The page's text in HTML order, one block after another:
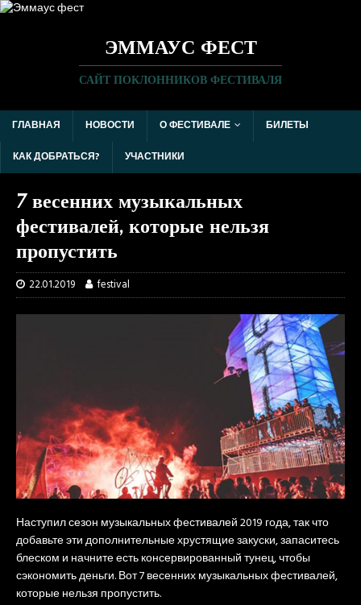
ЭММАУС ФЕСТ
САЙТ ПОКЛОННИКОВ ФЕСТИВАЛЯ
ГЛАВНАЯ НОВОСТИ О ФЕСТИВАЛЕ
БИЛЕТЫ
КАК ДОБРАТЬСЯ?
УЧАСТНИКИ
7 весенних музыкальных
фестивалей, которые нельзя
пропустить
22.01.2019 festival
Наступил сезон музыкальных фестивалей 2019 года, так что
добавьте эти дополнительные хрустящие закуски, запаситесь
блеском и начните есть консервированный тунец, чтобы
сэкономить деньги. Вот 7 весенних музыкальных фестивалей,
которые нельзя пропустить.